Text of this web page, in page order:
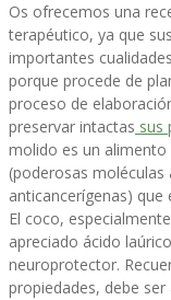
Os ofrecemos una
terapéutico, ya que
importantes
porque procede de
proceso de
preservar intactas sus
molido es un
(poderosas
anticancerígenas)
El coco,
apreciado ácido
neuroprotector.
propiedades, debe